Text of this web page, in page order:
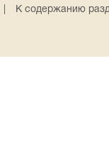
К содержанию